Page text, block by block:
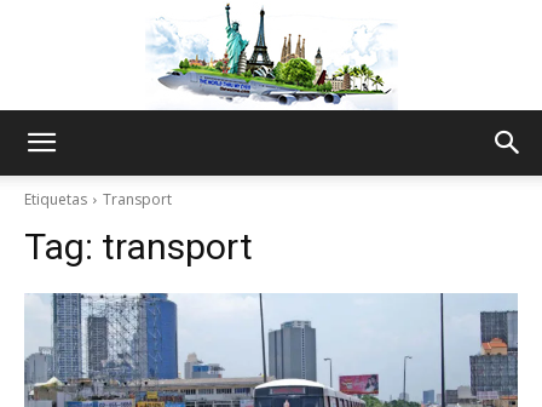
Thru
Etiquetas Transport
Tag: transport